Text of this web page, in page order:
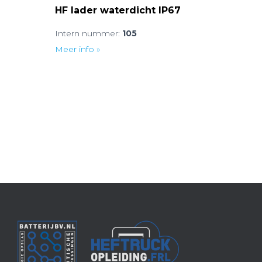
HF lader waterdicht IP67
Intern nummer: 105
Meer info »